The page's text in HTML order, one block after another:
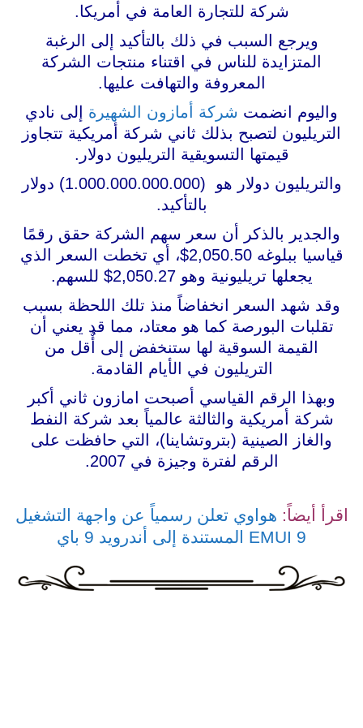
شركة للتجارة العامة في أمريكا.
ويرجع السبب في ذلك بالتأكيد إلى الرغبة
المتزايدة للناس في اقتناء منتجات الشركة
المعروفة والتهافت عليها.
واليوم انضمت شركة أمازون الشهيرة إلى نادي
التريليون لتصبح بذلك ثاني شركة أمريكية تتجاوز
قيمتها التسويقية التريليون دولار.
والتريليون دولار هو (1.000.000.000.000) دولار
بالتأكيد.
والجدير بالذكر أن سعر سهم الشركة حقق رقمًا
قياسيا ببلوغه 2,050.50$، أي تخطت السعر الذي
يجعلها تريليونية وهو 2,050.27$ للسهم.
وقد شهد السعر انخفاضاً منذ تلك اللحظة بسبب
تقلبات البورصة كما هو معتاد، مما قد يعني أن
القيمة السوقية لها ستنخفض إلى أٌقل من
التريليون في الأيام القادمة.
وبهذا الرقم القياسي أصبحت امازون ثاني أكبر
شركة أمريكية والثالثة عالمياً بعد شركة النفط
والغاز الصينية (بتروتشاينا)، التي حافظت على
الرقم لفترة وجيزة في 2007.
اقرأ أيضاً: هواوي تعلن رسمياً عن واجهة التشغيل
EMUI 9 المستندة إلى أندرويد 9 باي